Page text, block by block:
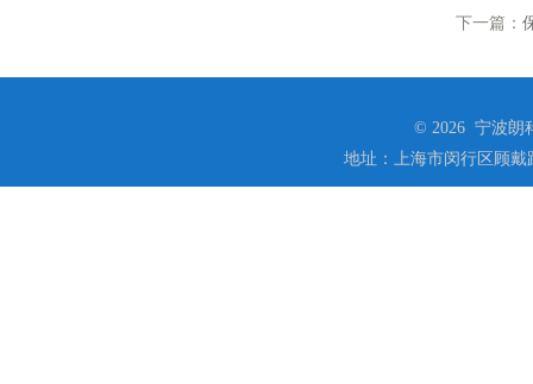
下一篇：
© 2026 宁波朗
地址：上海市闵行区顾